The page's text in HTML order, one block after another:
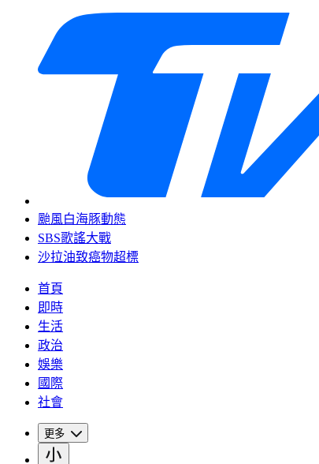
颱風白海豚動態
SBS歌謠大戰
沙拉油致癌物超標
首頁
即時
生活
政治
娛樂
國際
社會
更多